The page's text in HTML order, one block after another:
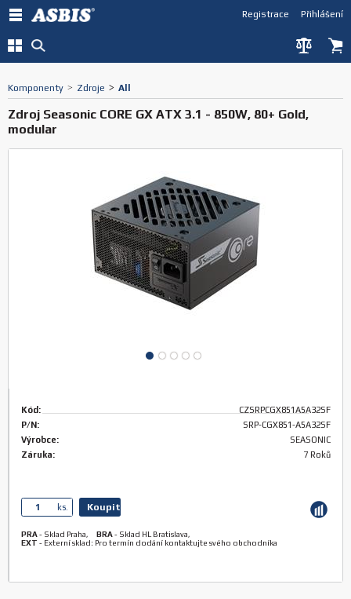
Přihlášení
Registrace
Komponenty > Zdroje > All
Zdroj Seasonic CORE GX ATX 3.1 - 850W, 80+ Gold,
modular
Kód:
CZSRPCGX851A5A32SF
P/N:
SRP-CGX851-A5A32SF
Výrobce:
SEASONIC
Záruka:
7 Roků
ks. Koupit
PRA- Sklad Praha, BRA- Sklad HL Bratislava,
EXT - Externí sklad: Pro termín dodání kontaktujte svého obchodníka